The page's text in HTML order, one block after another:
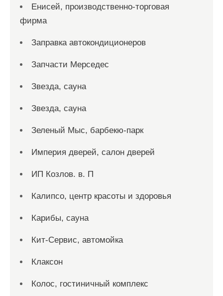
Енисей, производственно-торговая
фирма
Заправка автокондиционеров
Запчасти Мерседес
Звезда, сауна
Звезда, сауна
Зеленый Мыс, барбекю-парк
Империя дверей, салон дверей
ИП Козлов. в. П
Калипсо, центр красоты и здоровья
Карибы, сауна
Кит-Сервис, автомойка
Клаксон
Колос, гостиничный комплекс